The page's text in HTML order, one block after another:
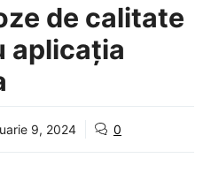
de calitate
aplicația
9, 2024 0